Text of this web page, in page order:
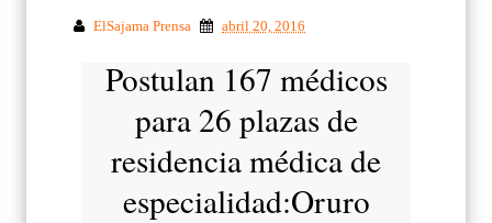
ElSajama Prensa abril 20, 2016
Postulan 167 médicos
para 26 plazas de
residencia médica de
especialidad:Oruro